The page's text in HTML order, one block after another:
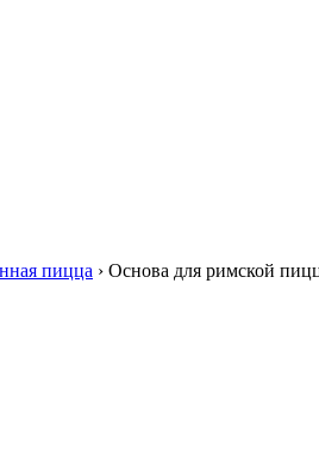
пицца › Основа для римской